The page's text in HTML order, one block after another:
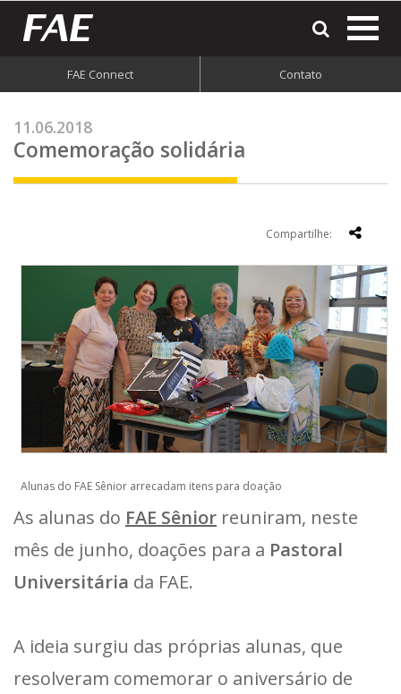
FAE Connect Contato
11.06.2018
Comemoração solidária
Compartilhe:
Alunas do FAE Sênior arrecadam itens para doação
As alunas do FAE Sênior reuniram, neste
mês de junho, doações para a Pastoral
Universitária da FAE.
A ideia surgiu das próprias alunas, que
resolveram comemorar o aniversário de